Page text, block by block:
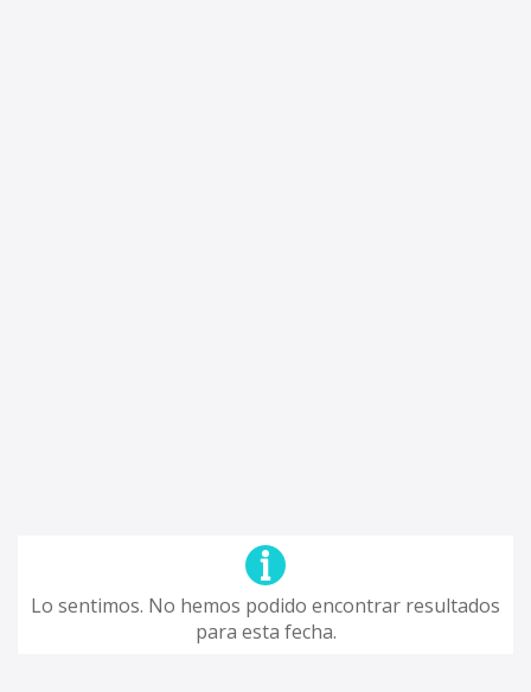
Lo sentimos. No hemos podido encontrar resultados
para esta fecha.